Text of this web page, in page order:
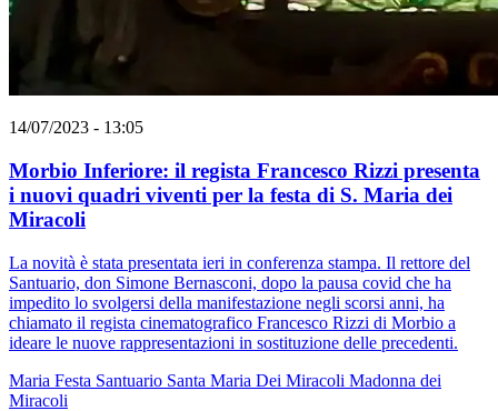
14/07/2023 - 13:05
Morbio Inferiore: il regista Francesco Rizzi presenta
i nuovi quadri viventi per la festa di S. Maria dei
Miracoli
La novità è stata presentata ieri in conferenza stampa. Il rettore del
Santuario, don Simone Bernasconi, dopo la pausa covid che ha
impedito lo svolgersi della manifestazione negli scorsi anni, ha
chiamato il regista cinematografico Francesco Rizzi di Morbio a
ideare le nuove rappresentazioni in sostituzione delle precedenti.
Maria Festa Santuario Santa Maria Dei Miracoli Madonna dei
Miracoli